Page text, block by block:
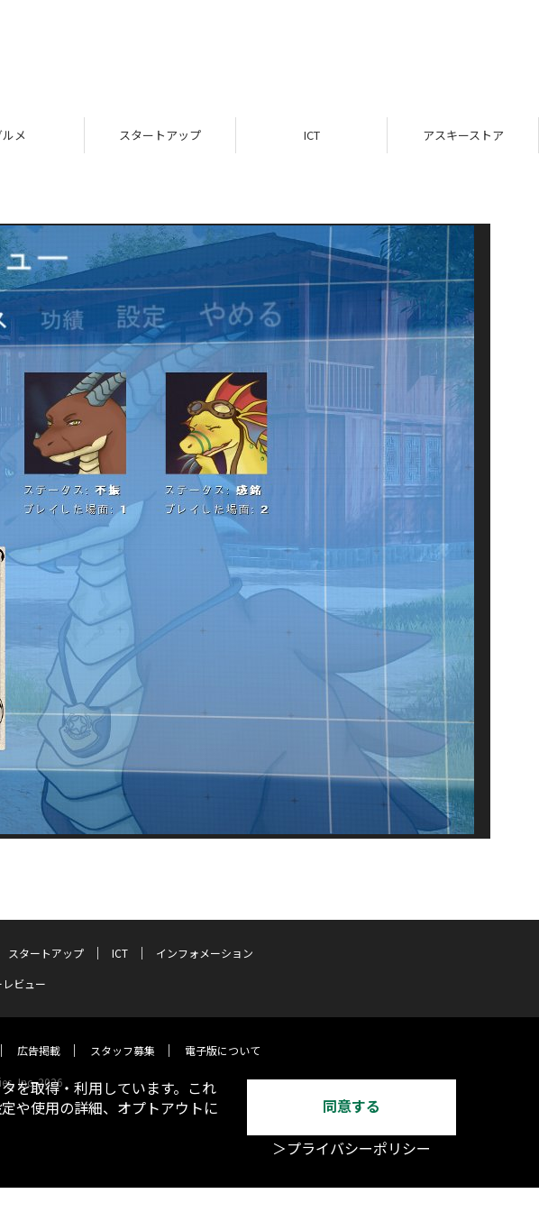
ルメ スタートアップ ICT アスキーストア
スタートアップ ICT
インフォメーション
ビュー
広告掲載 スタッフ募集 電子版について
Inc. 2026
を取得・利用しています。これ
や使用の詳細、オプトアウトに
同意する
＞プライバシーポリシー